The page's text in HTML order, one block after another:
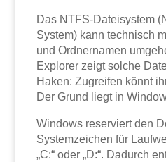
Das NTFS-Dateisystem
System) kann technisch
und Ordnernamen
Explorer zeigt solche
Haken: Zugreifen könnt
Der Grund liegt in
Windows reserviert den
Systemzeichen für
„C:“ oder „D:“. Dadurch